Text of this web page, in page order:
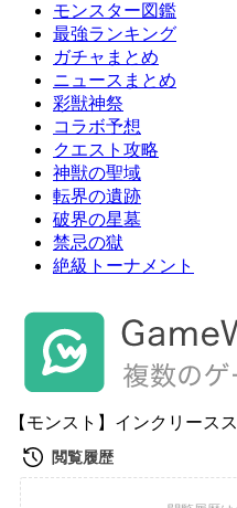
モンスター図鑑
最強ランキング
ガチャまとめ
ニュースまとめ
彩獣神祭
コラボ予想
クエスト攻略
神獣の聖域
転界の遺跡
破界の星墓
禁忌の獄
絶級トーナメント
【モンスト】インクリース